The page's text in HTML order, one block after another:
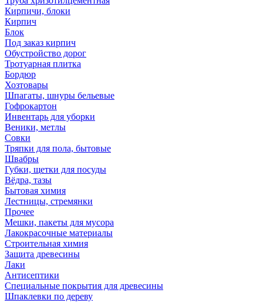
Кирпичи, блоки
Кирпич
Блок
Под заказ кирпич
Обустройство дорог
Тротуарная плитка
Бордюр
Хозтовары
Шпагаты, шнуры бельевые
Гофрокартон
Инвентарь для уборки
Веники, метлы
Совки
Тряпки для пола, бытовые
Швабры
Губки, щетки для посуды
Вёдра, тазы
Бытовая химия
Лестницы, стремянки
Прочее
Мешки, пакеты для мусора
Лакокрасочные материалы
Строительная химия
Защита древесины
Лаки
Антисептики
Специальные покрытия для древесины
Шпаклевки по дереву